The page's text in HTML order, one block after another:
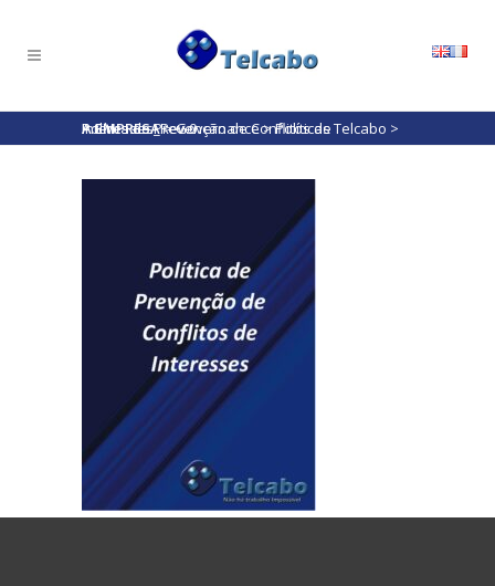
A EMPRESA>Governance>Políticas Telcabo >
Política de Prevenção de Conflitos de Interesses_Rev.0